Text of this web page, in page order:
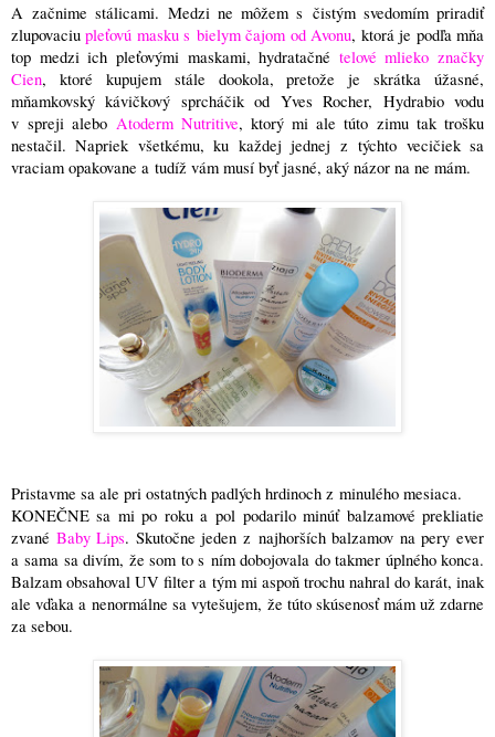
A začnime stálicami. Medzi ne môžem s čistým svedomím priradiť
zlupovaciupleťovú masku s bielym čajom od Avonu, ktorá je podľa mňa
top medzi ich pleťovými maskami, hydratačné telové mlieko značky
Cien, ktoré kupujem stále dookola, pretože je skrátka úžasné,
mňamkovský kávičkový sprcháčik od Yves Rocher, Hydrabio vodu
v spreji alebo Atoderm Nutritive, ktorý mi ale túto zimu tak trošku
nestačil. Napriek všetkému, ku každej jednej z týchto vecičiek sa
vraciam opakovane a tudíž vám musí byť jasné, aký názor na ne mám.
Pristavme sa ale pri ostatných padlých hrdinoch z minulého mesiaca.
KONEČNE sa mi po roku a pol podarilo minúť balzamové prekliatie
zvané Baby Lips. Skutočne jeden z najhorších balzamov na pery ever
a sama sa divím, že som to s ním dobojovala do takmer úplného konca.
Balzam obsahoval UV filter a tým mi aspoň trochu nahral do karát, inak
ale vďaka a nenormálne sa vytešujem, že túto skúsenosť mám už zdarne
za sebou.